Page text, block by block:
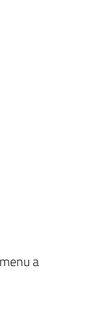
a